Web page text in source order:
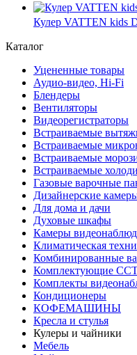
Кулер VATTEN kids
Каталог
Уцененные товары
Аудио-видео, Hi-Fi
Блендеры
Вентиляторы
Видеорегистраторы
Встраиваемые
Встраиваемые
Встраиваемые
Встраиваемые
Газовые варочные
Дизайнерские
Для дома и дачи
Духовые шкафы
Камеры
Климатическая
Комбинированные
Комплектующие
Комплекты
Кондиционеры
КОФЕМАШИНЫ
Кресла и стулья
Кулеры и чайники
Мебель